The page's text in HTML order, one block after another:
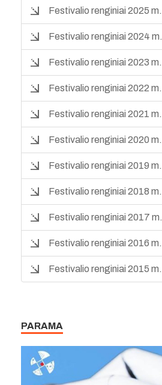
Festivalio renginiai 2025 m.
Festivalio renginiai 2024 m.
Festivalio renginiai 2023 m.
Festivalio renginiai 2022 m.
Festivalio renginiai 2021 m.
Festivalio renginiai 2020 m.
Festivalio renginiai 2019 m.
Festivalio renginiai 2018 m.
Festivalio renginiai 2017 m.
Festivalio renginiai 2016 m.
Festivalio renginiai 2015 m.
PARAMA